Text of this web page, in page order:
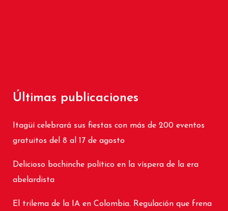
Últimas publicaciones
Itagüí celebrará sus fiestas con más de 200 eventos
gratuitos del 8 al 17 de agosto
Delicioso bochinche político en la víspera de la era
abelardista
El trilema de la IA en Colombia. Regulación que frena